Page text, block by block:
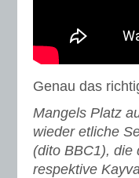
Genau das
Mangels Platz
wieder etliche
(dito BBC1), die
respektive